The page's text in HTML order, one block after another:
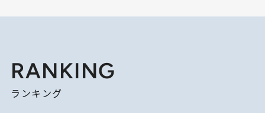
RANKING
ランキング